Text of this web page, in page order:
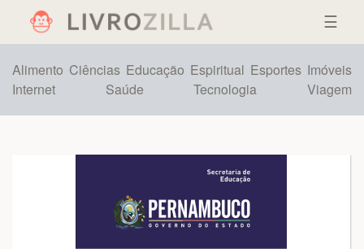
☰
Alimento Ciências Educação Espiritual Esportes Imóveis
Internet
Saúde Tecnologia Viagem